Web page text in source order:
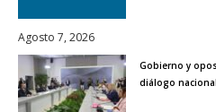
Agosto 7, 2026
Gobierno y
diálogo nacional